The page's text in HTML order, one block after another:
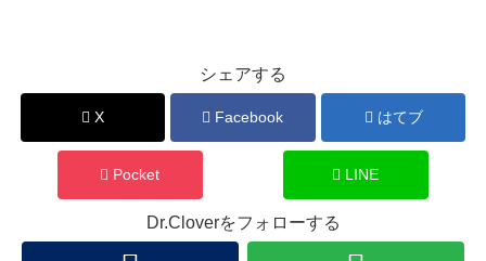
シェアする
X Facebook はてブ
Pocket LINE
Dr.Cloverをフォローする